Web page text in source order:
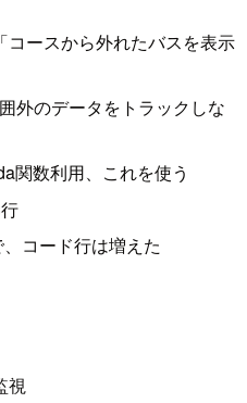
ースから外れたバスを表示
外のデータをトラックしな
関数利用、これを使う
コード行は増えた
視